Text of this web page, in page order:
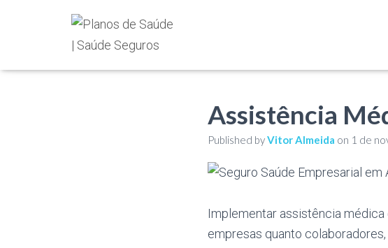
Assistência
Published byVitor Almeida on 1 de
Implementar assistência
empresas quanto